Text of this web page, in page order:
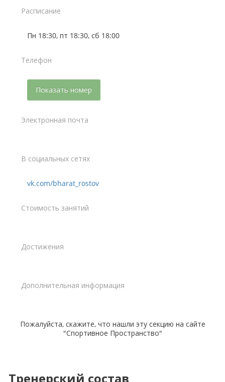
Расписание
Пн 18:30, пт 18:30, сб 18:00
Телефон
Показать номер
Электронная почта
В социальных сетях
vk.com/bharat_rostov
Стоимость занятий
Достижения
Дополнительная информация
Пожалуйста, скажите, что нашли эту секцию на сайте
"Спортивное Пространство"
Тренерский состав